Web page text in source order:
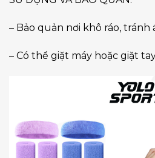
– Bảo quản nơi khô ráo,
– Có thể giặt máy hoặc giặt